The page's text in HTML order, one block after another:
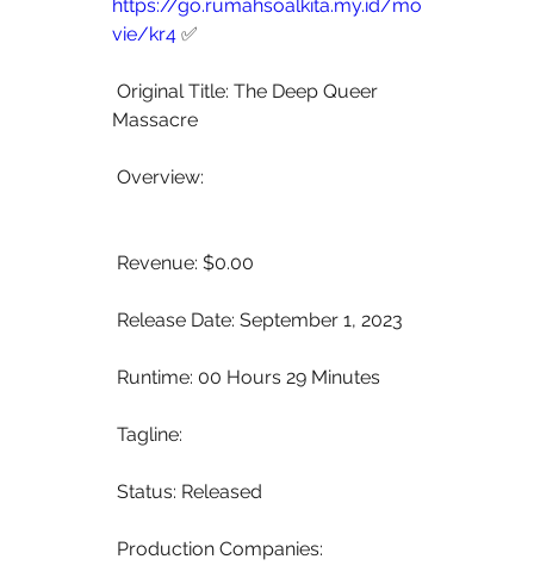
https://go.rumahsoalkita.my.id/mo
vie/kr4 ✅
Massacre
Overview:
Revenue: $0.00
Release Date: September 1, 2023
Runtime: 00 Hours 29 Minutes
Tagline:
Status: Released
Production Companies: